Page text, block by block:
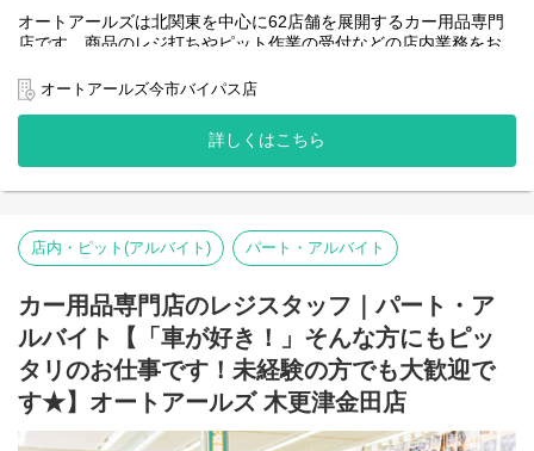
オートアールズは北関東を中心に62店舗を展開するカー用品専門
店です。商品のレジ打ちやピット作業の受付などの店内業務をお
もオススメ！難しいことはなく、先輩スタッフが一から丁寧に教
えるので未経験者でも安心。
また、ベイシアグループの一員であるオートアールズは福利厚生
も充実！アルバイトでも有給休暇を取得しやすい環境が整ってい
ます♪
オートアールズ今市バイパス店
詳しくはこちら
店内・ピット(アルバイト) パート・アルバイト
カー用品専門店のレジスタッフ｜パート・ア
ルバイト【「車が好き！」そんな方にもピッ
タリのお仕事です！未経験の方でも大歓迎で
す★】オートアールズ 木更津金田店